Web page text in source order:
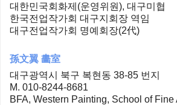
대한민국회화제(운영위원), 대구미협
한국전업작가회 대구지회장 역임
대구전업작가회 명예회장(2代)
孫文翼 畵室
대구광역시 북구 복현동 38-85 번지
M. 010-8244-8681
BFA, Western Painting, School of Fine